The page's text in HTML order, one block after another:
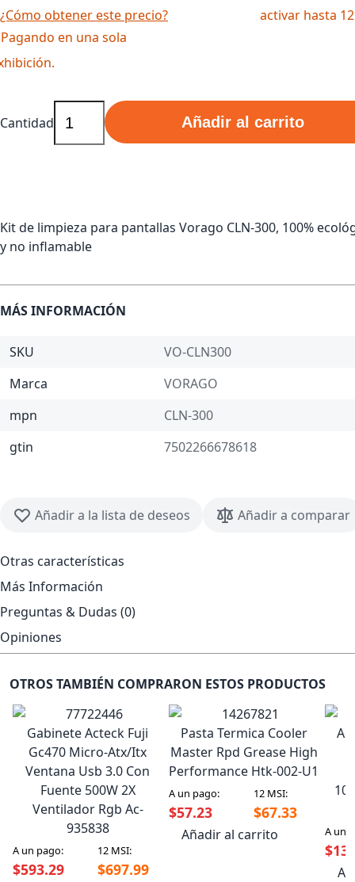
¿Cómo obtener este precio?
en una sola
activar hasta
Cantidad Añadir al carrito
Kit de limpieza para pantallas Vorago CLN-300, 100%
y no inflamable
MÁS INFORMACIÓN
SKU
VO-CLN300
Marca
VORAGO
mpn
CLN-300
gtin
7502266678618
Añadir a la lista de deseos Añadir a comparar
Otras características
Más Información
Preguntas & Dudas (0)
Opiniones
OTROS TAMBIÉN COMPRARON ESTOS PRODUCTOS
Gabinete Acteck Fuji
Gc470 Micro-Atx/Itx
Ventana Usb 3.0 Con
Fuente 500W 2X
Ventilador Rgb Ac-
935838
A un pago: 12 MSI:
$593.29 $697.99
Pasta Termica Cooler
Master Rpd Grease High
Performance Htk-002-U1
A un pago: 12 MSI:
$57.23 $67.33
Añadir al carrito A un